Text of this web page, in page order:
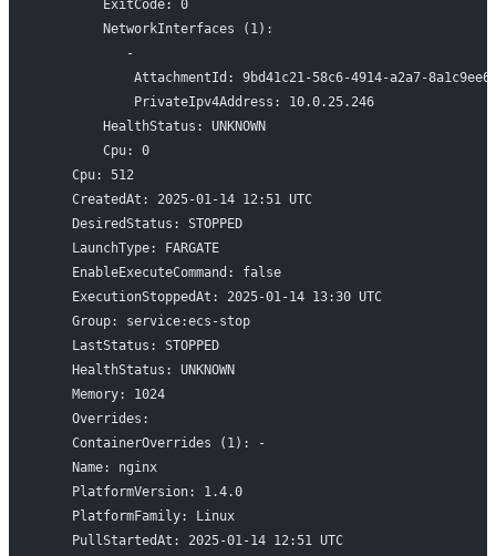
        ExitCode: 0
        NetworkInterfaces (1):
           -
AttachmentId: 9bd41c21-58c6-4914-a2a7-
            PrivateIpv4Address: 10.0.25.246
        HealthStatus: UNKNOWN
        Cpu: 0
    Cpu: 512
    CreatedAt: 2025-01-14 12:51 UTC
    DesiredStatus: STOPPED
    LaunchType: FARGATE
    EnableExecuteCommand: false
    ExecutionStoppedAt: 2025-01-14 13:30 UTC
    Group: service:ecs-stop
    LastStatus: STOPPED
    HealthStatus: UNKNOWN
    Memory: 1024
    Overrides:
    ContainerOverrides (1): -
    Name: nginx
    PlatformVersion: 1.4.0
    PlatformFamily: Linux
    PullStartedAt: 2025-01-14 12:51 UTC